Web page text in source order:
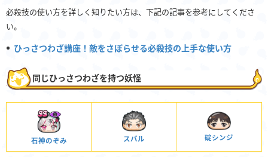
必殺技の使い方を詳しく知りたい方は、下記の記事を参考にしてくださ
い。
ひっさつわざ講座！敵をさぼらせる必殺技の上手な使い方
同じひっさつわざを持つ妖怪
石神のぞみ スバル 碇シンジ